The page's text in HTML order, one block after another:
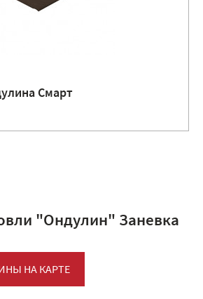
Смарт
"Ондулин" Заневка
НА КАРТЕ